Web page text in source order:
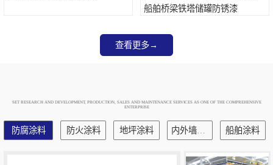
船舶桥梁铁塔储罐防锈漆
查看更多→
SET RESEARCH AND DEVELOPMENT, PRODUCTION, SALES AND MAINTENANCE SERVICES AS ONE OF THE COMPREHENSIVE
ENTERPRISE
防腐涂料 防火涂料 地坪涂料 内外墙涂料 船舶涂料